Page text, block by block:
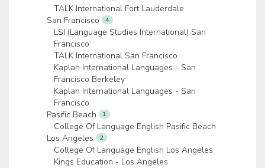
TALK International Fort Lauderdale
San Francisco
4
LSI (Language Studies International) San
Francisco
TALK International San Francisco
Kaplan International Languages - San
Francisco Berkeley
Kaplan International Languages - San
Francisco
Pasific Beach
1
College Of Language English Pasific Beach
Los Angeles
2
College Of Language English Los Angeles
Kings Education - Los Angeles